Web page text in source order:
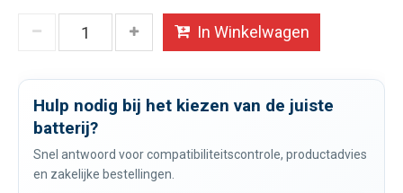
In Winkelwagen
Hulp nodig bij het kiezen van de juiste
batterij?
Snel antwoord voor compatibiliteitscontrole, productadvies
en zakelijke bestellingen.